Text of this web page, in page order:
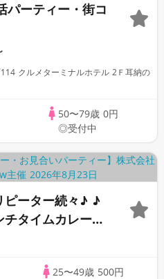
パーティー・街コ
クルメターミナルホテル 2Ｆ耳納の
50〜79歳 0円
◎受付中
ピーター続々♪ ♪
タイムカレー婚
25〜49歳 500円